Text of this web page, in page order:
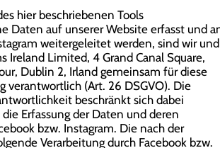
hier beschriebenen Tools
Daten auf unserer Website erfasst und
weitergeleitet werden, sind wir und
Ireland Limited, 4 Grand Canal Square,
Dublin 2, Irland gemeinsam für diese
verantwortlich (Art. 26 DSGVO). Die
beschränkt sich dabei
Erfassung der Daten und deren
bzw. Instagram. Die nach der
Verarbeitung durch Facebook bzw.